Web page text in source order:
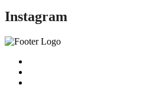
Instagram